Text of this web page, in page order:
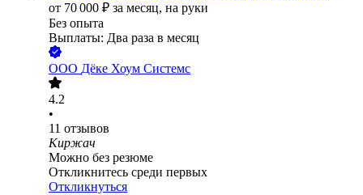
от 70 000 ₽ за месяц, на руки
Без опыта
Выплаты: Два раза в месяц
ООО Дёке Хоум Системс
4.2
•
11 отзывов
Киржач
Можно без резюме
Откликнитесь среди первых
Откликнуться